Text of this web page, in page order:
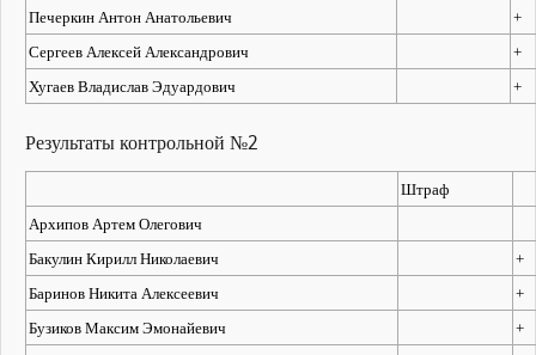
Печеркин Антон Анатольевич
+
Сергеев Алексей Александрович
+
Хугаев Владислав Эдуардович
+
Результаты контрольной №2
Штраф
Архипов Артем Олегович
Бакулин Кирилл Николаевич
+
Баринов Никита Алексеевич
+
Бузиков Максим Эмонайевич
+